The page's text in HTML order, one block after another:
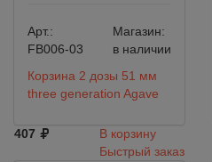
Арт.:
FB006-03
Магазин:
в наличии
Корзина 2 дозы 51 мм
three generation Agave
407
В корзину
Быстрый заказ